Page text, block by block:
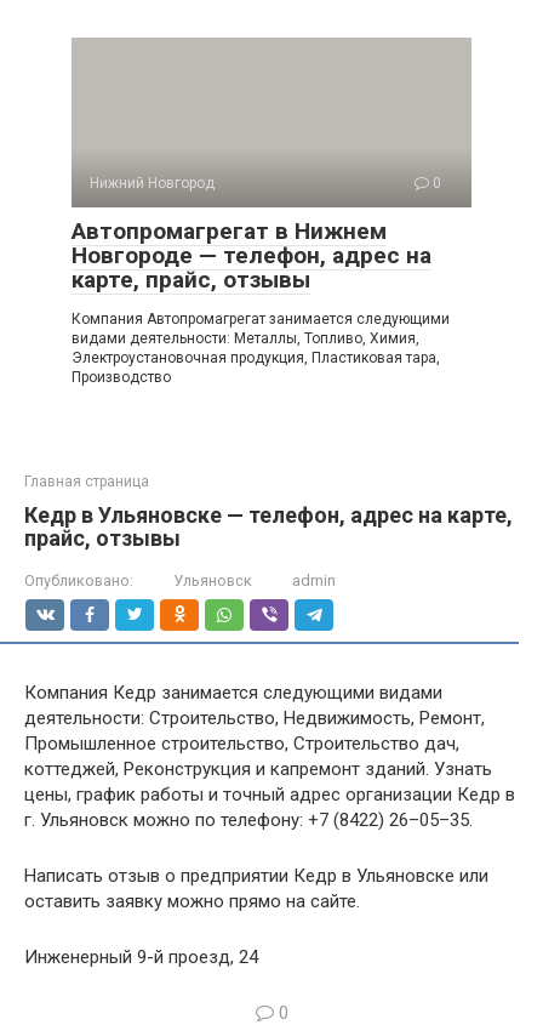
Нижний Новгород 0
Автопромагрегат в Нижнем
Новгороде — телефон, адрес на
карте, прайс, отзывы
Компания Автопромагрегат занимается следующими
видами деятельности: Металлы, Топливо, Химия,
Электроустановочная продукция, Пластиковая тара,
Производство
Главная страница
Кедр в Ульяновске — телефон, адрес на карте,
прайс, отзывы
Опубликовано: Ульяновск admin
Компания Кедр занимается следующими видами
деятельности: Строительство, Недвижимость, Ремонт,
Промышленное строительство, Строительство дач,
коттеджей, Реконструкция и капремонт зданий. Узнать
цены, график работы и точный адрес организации Кедр в
г. Ульяновск можно по телефону: +7 (8422) 26–05–35.
Написать отзыв о предприятии Кедр в Ульяновске или
оставить заявку можно прямо на сайте.
Инженерный 9-й проезд, 24
0